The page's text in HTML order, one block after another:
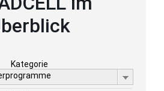
Kategorie